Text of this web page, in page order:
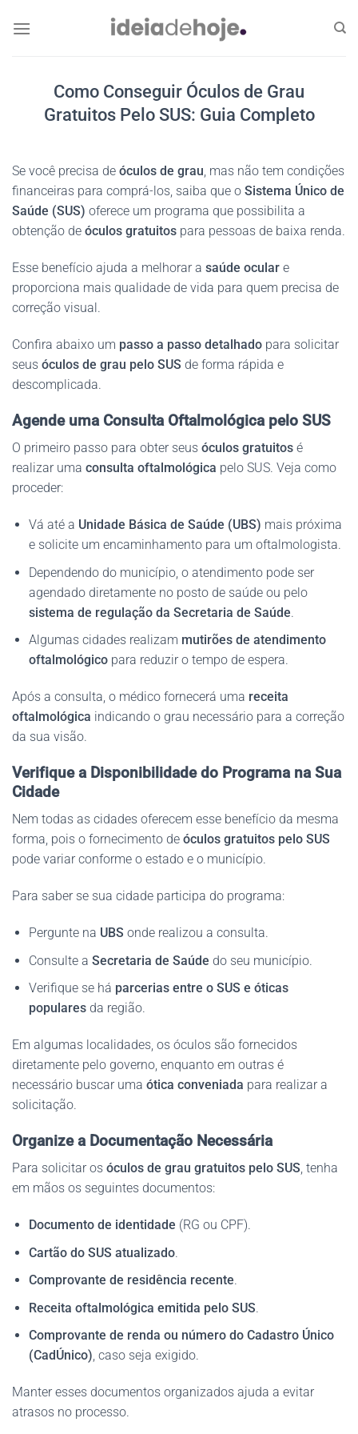
Como Conseguir Óculos de Grau
Gratuitos Pelo SUS: Guia Completo
Se você precisa de óculos de grau, mas não tem condições
financeiras para comprá-los, saiba que o Sistema Único de
Saúde (SUS) oferece um programa que possibilita a
obtenção de óculos gratuitos para pessoas de baixa renda.
Esse benefício ajuda a melhorar a saúde ocular e
proporciona mais qualidade de vida para quem precisa de
correção visual.
Confira abaixo um passo a passo detalhado para solicitar
seus óculos de grau pelo SUS de forma rápida e
descomplicada.
Agende uma Consulta Oftalmológica pelo SUS
O primeiro passo para obter seus óculos gratuitos é
realizar uma consulta oftalmológica pelo SUS. Veja como
proceder:
Vá até a Unidade Básica de Saúde (UBS) mais próxima
e solicite um encaminhamento para um oftalmologista.
Dependendo do município, o atendimento pode ser
agendado diretamente no posto de saúde ou pelo
sistema de regulação da Secretaria de Saúde.
Algumas cidades realizam mutirões de atendimento
oftalmológicopara reduzir o tempo de espera.
Após a consulta, o médico fornecerá uma receita
oftalmológica indicando o grau necessário para a correção
da sua visão.
Verifique a Disponibilidade do Programa na Sua
Cidade
Nem todas as cidades oferecem esse benefício da mesma
forma, pois o fornecimento de óculos gratuitos pelo SUS
pode variar conforme o estado e o município.
Para saber se sua cidade participa do programa:
Pergunte na UBS onde realizou a consulta.
Consulte a Secretaria de Saúde do seu município.
Verifique se há parcerias entre o SUS e óticas
popularesda região.
Em algumas localidades, os óculos são fornecidos
diretamente pelo governo, enquanto em outras é
necessário buscar uma ótica conveniada para realizar a
solicitação.
Organize a Documentação Necessária
Para solicitar os óculos de grau gratuitos pelo SUS, tenha
em mãos os seguintes documentos:
Documento de identidade (RG ou CPF).
Cartão do SUS atualizado.
Comprovante de residência recente.
Receita oftalmológica emitida pelo SUS.
Comprovante de renda ou número do Cadastro Único
(CadÚnico), caso seja exigido.
Manter esses documentos organizados ajuda a evitar
atrasos no processo.